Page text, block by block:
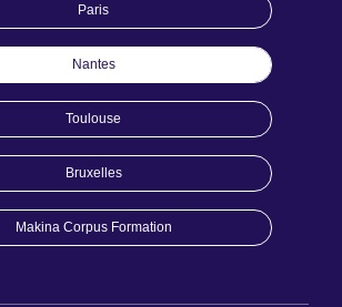
Paris
Nantes
Toulouse
Bruxelles
Makina Corpus Formation